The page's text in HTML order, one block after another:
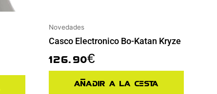
Novedades
Casco Electronico Bo-Katan Kryze
126.90€
Añadir a la cesta